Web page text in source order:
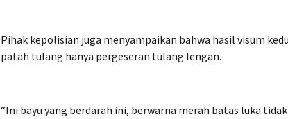
Pihak kepolisian juga menyampaikan bahwa hasil visum
patah tulang hanya pergeseran tulang lengan.
“Ini bayu yang berdarah ini, berwarna merah batas luka